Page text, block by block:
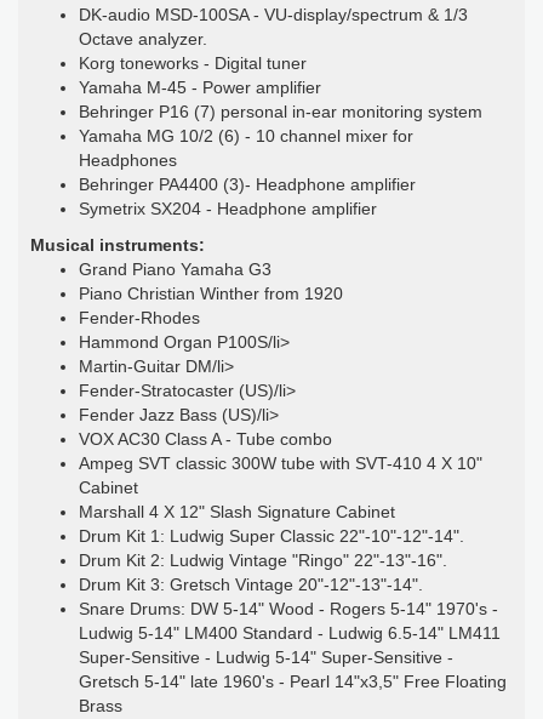
DK-audio MSD-100SA - VU-display/spectrum & 1/3
Octave analyzer.
Korg toneworks - Digital tuner
Yamaha M-45 - Power amplifier
Behringer P16 (7) personal in-ear monitoring system
Yamaha MG 10/2 (6) - 10 channel mixer for
Headphones
Behringer PA4400 (3)- Headphone amplifier
Symetrix SX204 - Headphone amplifier
Musical instruments:
Grand Piano Yamaha G3
Piano Christian Winther from 1920
Fender-Rhodes
Hammond Organ P100S/li>
Martin-Guitar DM/li>
Fender-Stratocaster (US)/li>
Fender Jazz Bass (US)/li>
VOX AC30 Class A - Tube combo
Ampeg SVT classic 300W tube with SVT-410 4 X 10"
Cabinet
Marshall 4 X 12" Slash Signature Cabinet
Drum Kit 1: Ludwig Super Classic 22"-10"-12"-14".
Drum Kit 2: Ludwig Vintage "Ringo" 22"-13"-16".
Drum Kit 3: Gretsch Vintage 20"-12"-13"-14".
Snare Drums: DW 5-14" Wood - Rogers 5-14" 1970's -
Ludwig 5-14" LM400 Standard - Ludwig 6.5-14" LM411
Super-Sensitive - Ludwig 5-14" Super-Sensitive -
Gretsch 5-14" late 1960's - Pearl 14"x3,5" Free Floating
Brass